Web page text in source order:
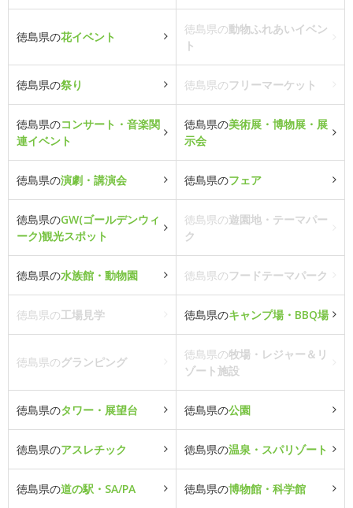
徳島県の花イベント
徳島県の動物ふれあいイベン
ト
徳島県の祭り 徳島県のフリーマーケット
徳島県のコンサート・音楽関
連イベント
徳島県の美術展・博物展・展
示会
徳島県の演劇・講演会 徳島県のフェア
徳島県のGW(ゴールデンウィ
ーク)観光スポット
徳島県の遊園地・テーマパー
ク
徳島県の水族館・動物園 徳島県のフードテーマパーク
徳島県の工場見学 徳島県のキャンプ場・BBQ場
徳島県のグランピング
徳島県の牧場・レジャー＆リ
ゾート施設
徳島県のタワー・展望台 徳島県の公園
徳島県のアスレチック 徳島県の温泉・スパリゾート
徳島県の道の駅・SA/PA 徳島県の博物館・科学館